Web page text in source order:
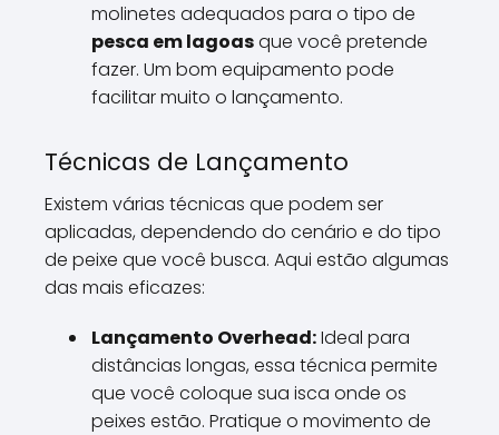
molinetes adequados para o tipo de
pesca em lagoasque você pretende
fazer. Um bom equipamento pode
facilitar muito o lançamento.
Técnicas de Lançamento
Existem várias técnicas que podem ser
aplicadas, dependendo do cenário e do tipo
de peixe que você busca. Aqui estão algumas
das mais eficazes:
Lançamento Overhead:Ideal para
distâncias longas, essa técnica permite
que você coloque sua isca onde os
peixes estão. Pratique o movimento de